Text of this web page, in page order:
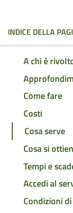
INDICE DELLA
A chi è
Come fare
Costi
Cosa serve
Cosa si
Tempi e
Accedi al
Condizioni